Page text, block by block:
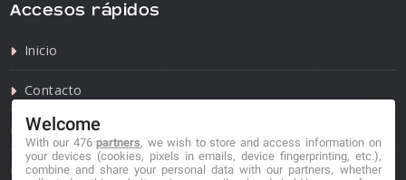
Accesos rápidos
Inicio
Contacto
Política de privacidad
Política de cookies
Welcome
With our 476partners, we wish to store and access information on
your devices (cookies, pixels in emails, device fingerprinting, etc.),
combine and share your personal data with our partners, whether